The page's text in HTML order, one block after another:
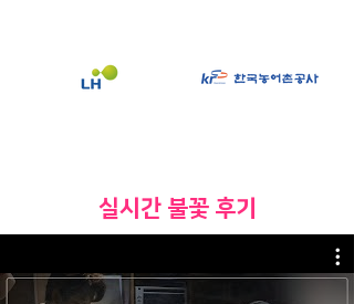
​실시간 불꽃 후기